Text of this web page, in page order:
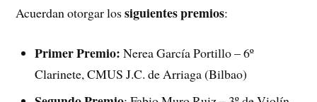
Acuerdan otorgar lossiguientes premios:
Primer Premio: Nerea García Portillo – 6º
Clarinete, CMUS J.C. de Arriaga (Bilbao)